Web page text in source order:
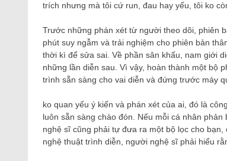
trích nhưng mà tôi cứ run, đau hay yếu, tôi ko
Trước những phán xét từ người theo dõi, phiên
phút suy ngẫm và trải nghiệm cho phiên bản
thời kì để sửa sai. Về phần sân khấu, nam giới
những lần diễn sau. Vì vậy, hoàn thành một bộ
trình sẵn sàng cho vai diễn và đứng trước máy
ko quan yếu ý kiến ​​và phán xét của ai, đó là
luôn sẵn sàng chào đón. Nếu mỗi cá nhân
nghệ sĩ cũng phải tự đưa ra một bộ lọc cho
nghệ thuật trình diễn, người nghệ sĩ phải hiểu